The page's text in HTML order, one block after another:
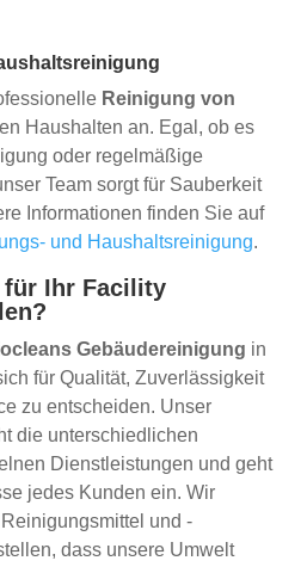
Reinigung von
Haushalten an. Egal, ob es
oder regelmäßige
Team sorgt für Sauberkeit
Informationen finden Sie auf
und Haushaltsreinigung.
für Ihr Facility
Gebäudereinigung in
für Qualität, Zuverlässigkeit
zu entscheiden. Unser
die unterschiedlichen
Dienstleistungen und geht
jedes Kunden ein. Wir
und -
dass unsere Umwelt